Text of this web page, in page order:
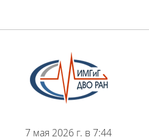
7 мая 2026 г. в 7:44